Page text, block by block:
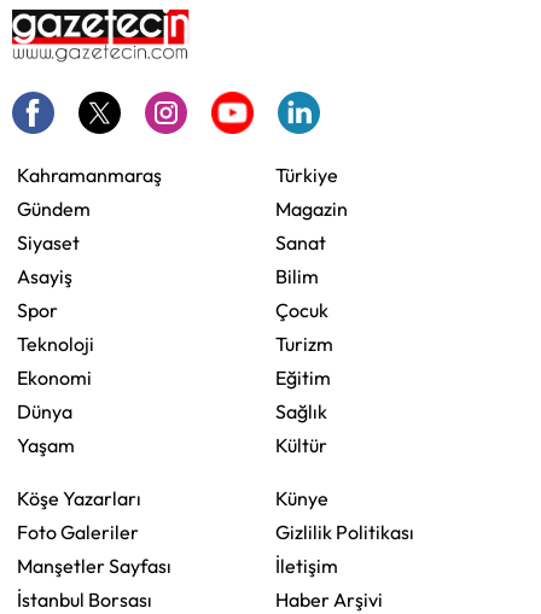
Kahramanmaraş
Gündem
Siyaset
Asayiş
Spor
Teknoloji
Ekonomi
Dünya
Yaşam
Türkiye
Magazin
Sanat
Bilim
Çocuk
Turizm
Eğitim
Sağlık
Kültür
Köşe Yazarları
Foto Galeriler
Manşetler Sayfası
İstanbul Borsası
Künye
Gizlilik Politikası
İletişim
Haber Arşivi